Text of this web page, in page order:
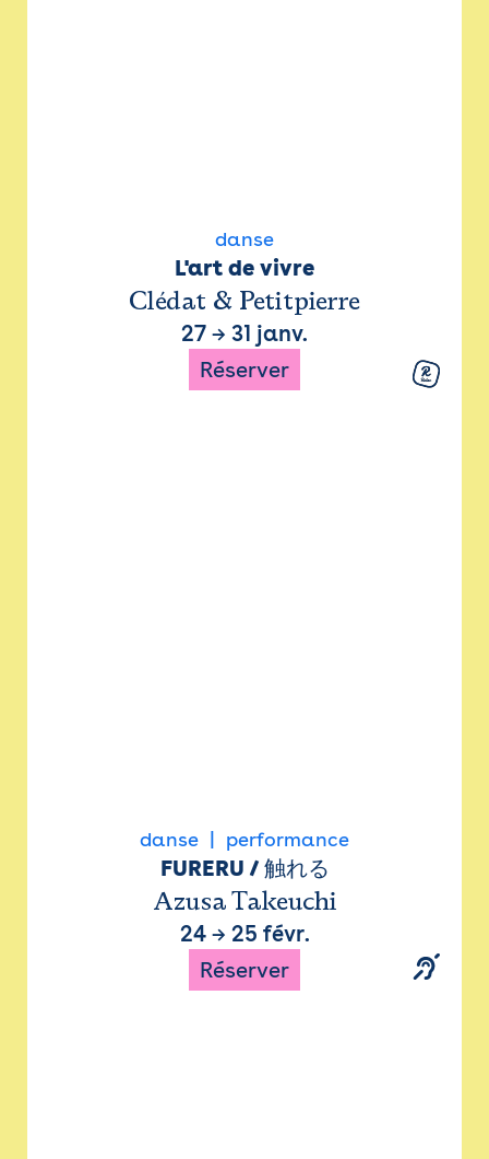
danse
L'art de vivre
Clédat & Petitpierre
27 → 31 janv.
Réserver
danse performance
FURERU / 触れる
Azusa Takeuchi
24→ 25 févr.
Réserver